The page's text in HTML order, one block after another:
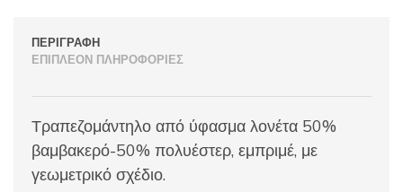
ΠΕΡΙΓΡΑΦΉ
ΕΠΙΠΛΈΟΝ ΠΛΗΡΟΦΟΡΊΕΣ
Τραπεζομάντηλο από ύφασμα λονέτα 50%
βαμβακερό-50% πολυέστερ, εμπριμέ, με
γεωμετρικό σχέδιο.